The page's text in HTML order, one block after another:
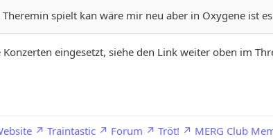
Theremin spielt kan wäre mir neu aber in Oxygene ist
eingesetzt, siehe den Link weiter oben im
Traintastic Forum Tröt! MERG Club